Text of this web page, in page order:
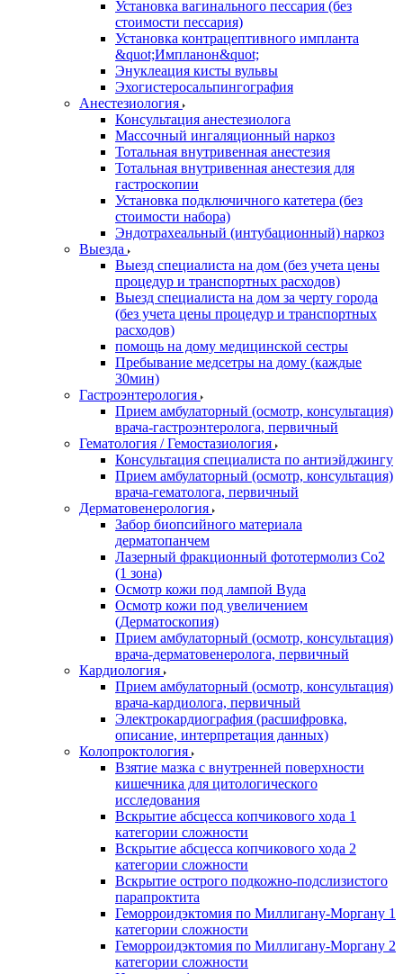
Установка вагинального пессария (без
стоимости пессария)
Установка контрацептивного импланта
&quot;Импланон&quot;
Энуклеация кисты вульвы
Эхогистеросальпингография
Анестезиология
Консультация анестезиолога
Массочный ингаляционный наркоз
Тотальная внутривенная анестезия
Тотальная внутривенная анестезия для
гастроскопии
Установка подключичного катетера (без
стоимости набора)
Эндотрахеальный (интубационный) наркоз
Выезда
Выезд специалиста на дом (без учета цены
процедур и транспортных расходов)
Выезд специалиста на дом за черту города
(без учета цены процедур и транспортных
расходов)
помощь на дому медицинской сестры
Пребывание медсетры на дому (каждые
30мин)
Гастроэнтерология
Прием амбулаторный (осмотр, консультация)
врача-гастроэнтеролога, первичный
Гематология / Гемостазиология
Консультация специалиста по антиэйджингу
Прием амбулаторный (осмотр, консультация)
врача-гематолога, первичный
Дерматовенерология
Забор биопсийного материала
дерматопанчем
Лазерный фракционный фототермолиз Со2
(1 зона)
Осмотр кожи под лампой Вуда
Осмотр кожи под увеличением
(Дерматоскопия)
Прием амбулаторный (осмотр, консультация)
врача-дерматовенеролога, первичный
Кардиология
Прием амбулаторный (осмотр, консультация)
врача-кардиолога, первичный
Электрокардиография (расшифровка,
описание, интерпретация данных)
Колопроктология
Взятие мазка с внутренней поверхности
кишечника для цитологического
исследования
Вскрытие абсцесса копчикового хода 1
категории сложности
Вскрытие абсцесса копчикового хода 2
категории сложности
Вскрытие острого подкожно-подслизистого
парапроктита
Геморроидэктомия по Миллигану-Моргану 1
категории сложности
Геморроидэктомия по Миллигану-Моргану 2
категории сложности